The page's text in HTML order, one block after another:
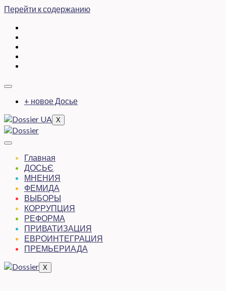
Перейти к содержанию
+ новое Досье
X
Главная
ДОСЬЄ
МНЕНИЯ
ФЕМИДА
ВЫБОРЫ
КОРРУПЦИЯ
РЕФОРМА
ПРИВАТИЗАЦИЯ
ЕВРОИНТЕГРАЦИЯ
ПРЕМЬЕРИАДА
X